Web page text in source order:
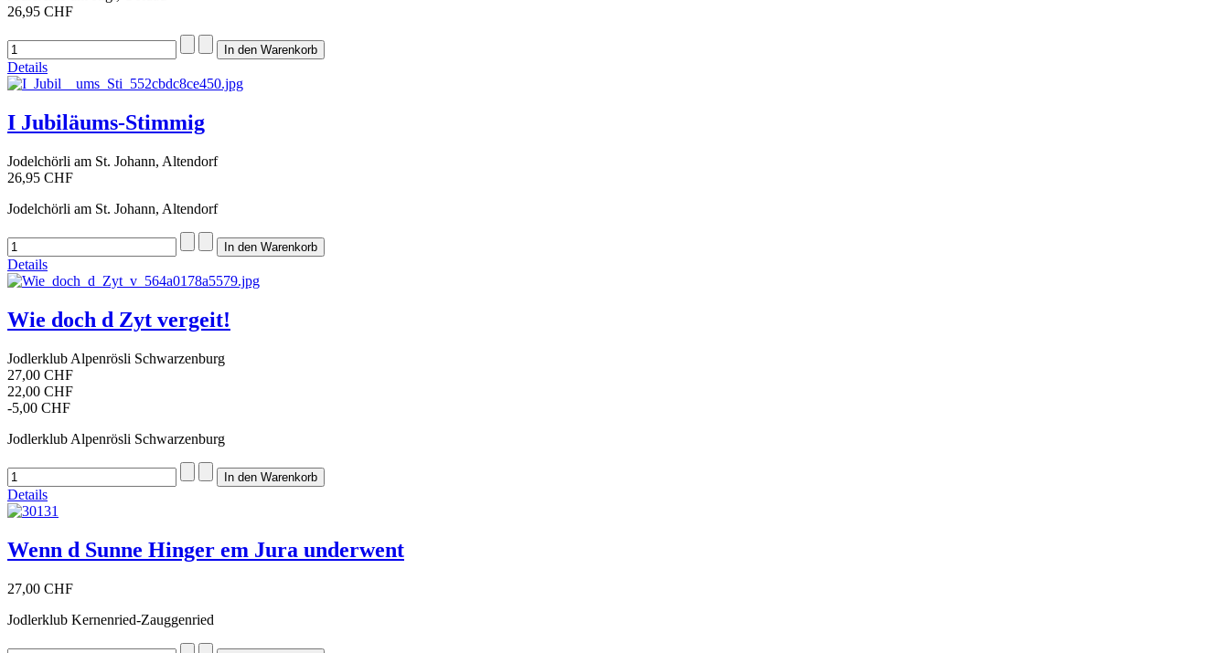
26,95 CHF
Details
I Jubiläums-Stimmig
Jodelchörli am St. Johann, Altendorf
26,95 CHF
Jodelchörli am St. Johann, Altendorf
Details
Wie doch d Zyt vergeit!
Jodlerklub Alpenrösli Schwarzenburg
27,00 CHF
22,00 CHF
-5,00 CHF
Jodlerklub Alpenrösli Schwarzenburg
Details
Wenn d Sunne Hinger em Jura underwent
27,00 CHF
Jodlerklub Kernenried-Zauggenried